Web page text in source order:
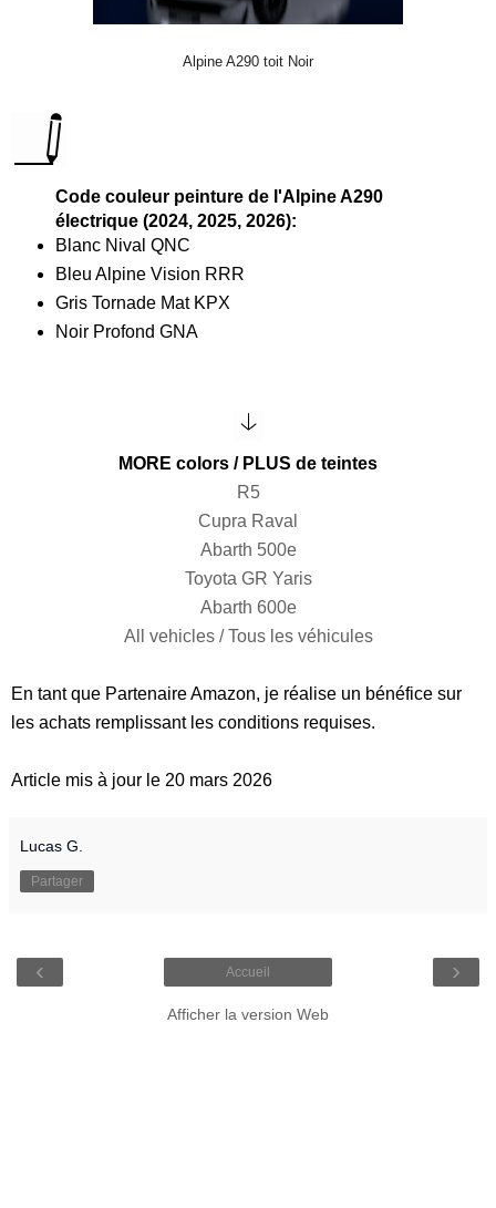
Alpine A290 toit Noir
Code couleur peinture de l'Alpine A290
électrique (2024, 2025, 2026):
Blanc Nival QNC
Bleu Alpine Vision RRR
Gris Tornade Mat KPX
Noir Profond GNA
MORE colors / PLUS de teintes
R5
Cupra Raval
Abarth 500e
Toyota GR Yaris
Abarth 600e
All vehicles / Tous les véhicules
En tant que Partenaire Amazon, je réalise un bénéfice sur
les achats remplissant les conditions requises.
Article mis à jour le 20 mars 2026
Lucas G.
Partager
‹ ›
Accueil
Afficher la version Web